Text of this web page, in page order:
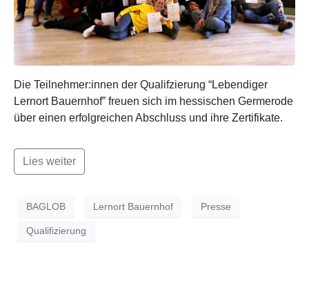
Die Teilnehmer:innen der Qualifzierung “Lebendiger
Lernort Bauernhof” freuen sich im hessischen Germerode
über einen erfolgreichen Abschluss und ihre Zertifikate.
Lies weiter
BAGLOB Lernort Bauernhof Presse
Qualifizierung